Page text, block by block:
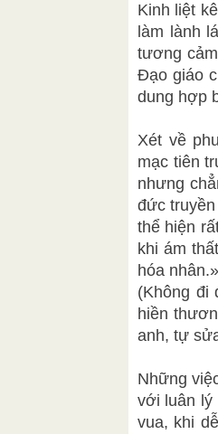
Kinh liệt
làm lành
tương
Đạo giáo
dung hợp
Xét về
mạc tiên
nhưng
đức
thể hiện
khi ám
hóa
(Không đi
hiền
anh, tự
Những
với luân lý
vua, khi